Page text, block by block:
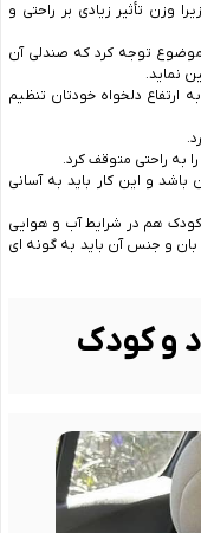
وزن تأثیر زیادی بر راحتی و
توجه کرد که صندلی آن
نماید.
ارتفاع دلخواه خودتان تنظیم
به راحتی متوقف کرد.
و این کار باید به آسانی
هم در شرایط آب و هوایی
بان و جنس آن باید به گونه ای
و کودک